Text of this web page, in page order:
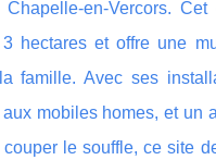
en-Vercors.
hectares et offre une
famille. Avec ses
mobiles homes, et un
le souffle, ce site